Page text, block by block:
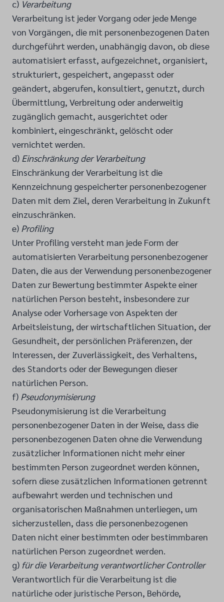
c) Verarbeitung
Verarbeitung ist jeder Vorgang oder jede Menge
von Vorgängen, die mit personenbezogenen Daten
durchgeführt werden, unabhängig davon, ob diese
automatisiert erfasst, aufgezeichnet, organisiert,
strukturiert, gespeichert, angepasst oder
geändert, abgerufen, konsultiert, genutzt, durch
Übermittlung, Verbreitung oder anderweitig
zugänglich gemacht, ausgerichtet oder
kombiniert, eingeschränkt, gelöscht oder
vernichtet werden.
d) Einschränkung der Verarbeitung
Einschränkung der Verarbeitung ist die
Kennzeichnung gespeicherter personenbezogener
Daten mit dem Ziel, deren Verarbeitung in Zukunft
einzuschränken.
e) Profiling
Unter Profiling versteht man jede Form der
automatisierten Verarbeitung personenbezogener
Daten, die aus der Verwendung personenbezogener
Daten zur Bewertung bestimmter Aspekte einer
natürlichen Person besteht, insbesondere zur
Analyse oder Vorhersage von Aspekten der
Arbeitsleistung, der wirtschaftlichen Situation, der
Gesundheit, der persönlichen Präferenzen, der
Interessen, der Zuverlässigkeit, des Verhaltens,
des Standorts oder der Bewegungen dieser
natürlichen Person.
f) Pseudonymisierung
Pseudonymisierung ist die Verarbeitung
personenbezogener Daten in der Weise, dass die
personenbezogenen Daten ohne die Verwendung
zusätzlicher Informationen nicht mehr einer
bestimmten Person zugeordnet werden können,
sofern diese zusätzlichen Informationen getrennt
aufbewahrt werden und technischen und
organisatorischen Maßnahmen unterliegen, um
sicherzustellen, dass die personenbezogenen
Daten nicht einer bestimmten oder bestimmbaren
natürlichen Person zugeordnet werden.
g) für die Verarbeitung verantwortlicher Controller
Verantwortlich für die Verarbeitung ist die
natürliche oder juristische Person, Behörde,